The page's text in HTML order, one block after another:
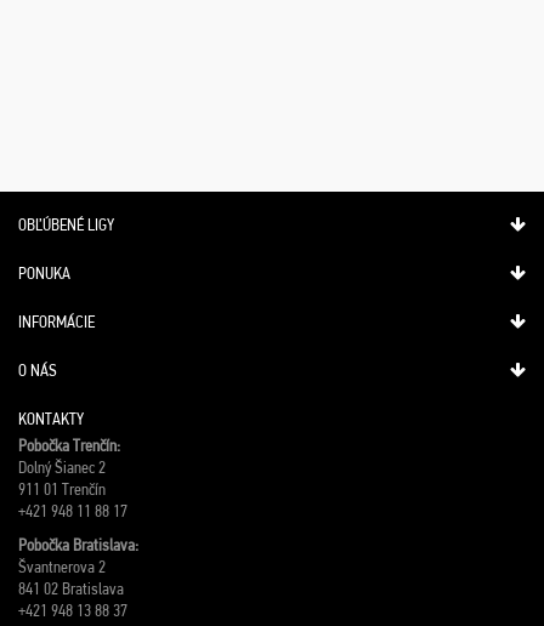
OBĽÚBENÉ LIGY
PONUKA
INFORMÁCIE
O NÁS
KONTAKTY
Pobočka Trenčín:
Dolný Šianec 2
911 01 Trenčín
+421 948 11 88 17
Pobočka Bratislava:
Švantnerova 2
841 02 Bratislava
+421 948 13 88 37